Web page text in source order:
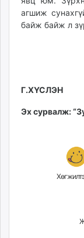
агшиж
байж байж л
Г.ХҮСЛЭН
Эх сурвалж: